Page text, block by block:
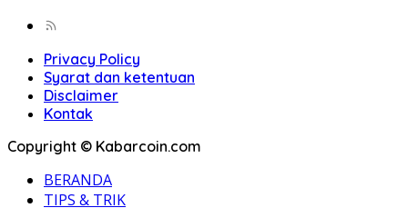
Privacy Policy
Syarat dan ketentuan
Disclaimer
Kontak
Copyright © Kabarcoin.com
BERANDA
TIPS & TRIK